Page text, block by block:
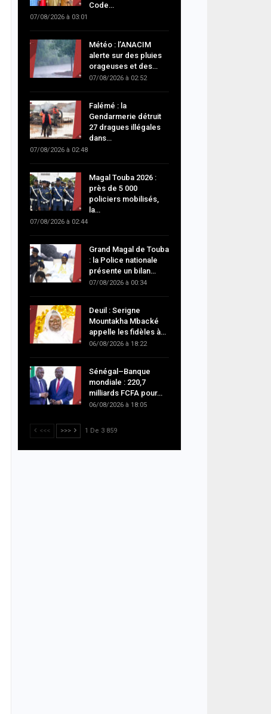
Code…
07/08/2026 à 03:01
Météo : l’ANACIM
alerte sur des pluies
orageuses et des…
07/08/2026 à 02:52
Falémé : la
Gendarmerie détruit
27 dragues illégales
dans…
07/08/2026 à 02:48
Magal Touba 2026 :
près de 5 000
policiers mobilisés,
la…
07/08/2026 à 02:44
Grand Magal de Touba
: la Police nationale
présente un bilan…
07/08/2026 à 00:34
Deuil : Serigne
Mountakha Mbacké
appelle les fidèles à…
06/08/2026 à 18:22
Sénégal–Banque
mondiale : 220,7
milliards FCFA pour…
06/08/2026 à 18:05
<<< >>> 1 De 3 859